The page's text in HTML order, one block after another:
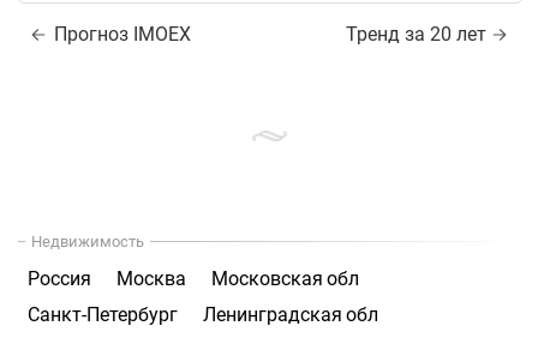
Прогноз IMOEX Тренд за 20 лет
Недвижимость
Россия Москва
Московская обл
Санкт-Петербург
Ленинградская обл